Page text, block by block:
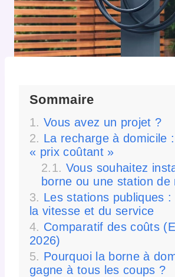
Sommaire
Vous avez un projet ?
La recharge à domicile :
« prix coûtant »
Vous souhaitez
borne ou une station de
Les stations publiques
la vitesse et du service
Comparatif des coûts
2026)
Pourquoi la borne à
gagne à tous les coups ?